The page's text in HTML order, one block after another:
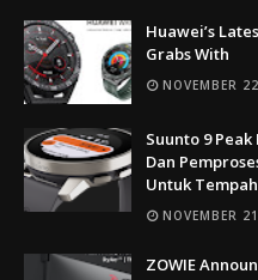
Huawei’s
Grabs With
NOVEMBER
Suunto 9
Dan
Untuk
NOVEMBER
ZOWIE